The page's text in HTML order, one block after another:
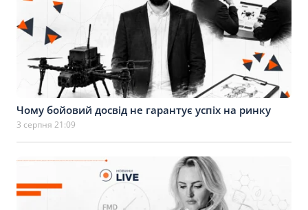
Чому бойовий досвід не гарантує успіх на ринку
3 серпня 21:09